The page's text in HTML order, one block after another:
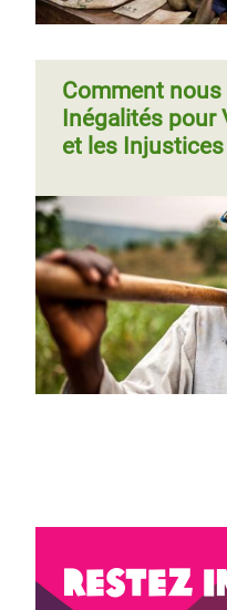
Comment
Inégalités pour
et les Injustices
Restez